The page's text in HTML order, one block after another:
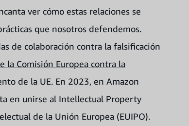
ver cómo estas relaciones se
que nosotros defendemos.
de colaboración contra la falsificación
la Comisión Europea contra la
de la UE. En 2023, en Amazon
en unirse al Intellectual Property
de la Unión Europea (EUIPO).